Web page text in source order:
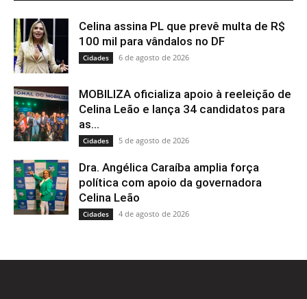
Celina assina PL que prevê multa de R$
100 mil para vândalos no DF
Cidades 6 de agosto de 2026
MOBILIZA oficializa apoio à reeleição de
Celina Leão e lança 34 candidatos para
as...
Cidades 5 de agosto de 2026
Dra. Angélica Caraíba amplia força
política com apoio da governadora
Celina Leão
Cidades 4 de agosto de 2026